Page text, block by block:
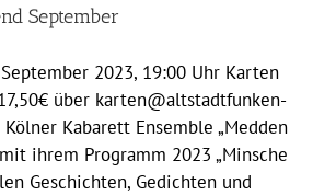
September
2023, 19:00 Uhr Karten
über karten@altstadtfunken-
Kabarett Ensemble „Medden
ihrem Programm 2023 „Minsche
Geschichten, Gedichten und